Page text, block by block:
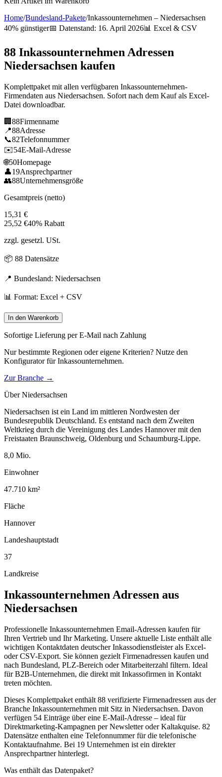
Home/Bundesland-Pakete/Inkassounternehmen – Niedersachsen
40% günstiger📅 Datenstand: 16. April 2026📊 Excel & CSV
88 Inkassounternehmen Adressen
Niedersachsen kaufen
Komplettpaket mit allen verfügbaren Inkassounternehmen-
Firmendaten aus Niedersachsen. Sofort nach dem Kauf als Excel-
Datei downloadbar.
🏢 88Firmenname
📍88Adresse
📞82Telefonnummer
✉️54E-Mail-Adresse
🌐50Homepage
👤19Ansprechpartner
👥88Unternehmensgröße
Gesamtpreis (netto)
15,31 €
25,52 €40% Rabatt
zzgl. gesetzl. USt.
📦 88 Datensätze
📍 Bundesland: Niedersachsen
📊 Format: Excel + CSV
In den Warenkorb
Sofortige Lieferung per E-Mail nach Zahlung
Nur bestimmte Regionen oder eigene Kriterien? Nutze den
Konfigurator fürInkassounternehmen.
Zur Branche →
ÜberNiedersachsen
Niedersachsen ist ein Land im mittleren Nordwesten der
Bundesrepublik Deutschland. Es entstand nach dem Zweiten
Weltkrieg durch die Vereinigung des Landes Hannover mit den
Freistaaten Braunschweig, Oldenburg und Schaumburg-Lippe.
8,0 Mio.
Einwohner
47.710 km²
Fläche
Hannover
Landeshauptstadt
37
Landkreise
Inkassounternehmen Adressen aus
Niedersachsen
Professionelle Inkassounternehmen Email-Adressen kaufen für
Ihren Vertrieb und Ihr Marketing. Unsere aktuelle Liste enthält alle
wichtigen Kontaktdaten deutscher Inkassodienstleister als Excel-
oder CSV-Export. Sie können gezielt Firmenadressen kaufen und
nach Bundesland, PLZ-Bereich oder Mitarbeiterzahl filtern. Ideal
für B2B-Unternehmen, die direkt mit Inkassofirmen in Kontakt
treten möchten.
Dieses Komplettpaket enthält 88 verifizierte Firmenadressen aus der
Branche Inkassounternehmen mit Sitz in Niedersachsen. Davon
verfügen 54 Einträge über eine E-Mail-Adresse – ideal für
Direktmarketing-Kampagnen per Newsletter oder Kaltakquise. 82
Datensätze enthalten eine Telefonnummer für die telefonische
Kontaktaufnahme. Bei 19 Unternehmen ist ein direkter
Ansprechpartner hinterlegt.
Was enthält das Datenpaket?